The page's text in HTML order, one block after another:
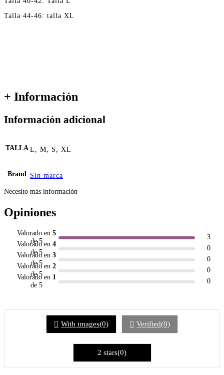
Talla 44-46: talla XL
+ Información
Información adicional
TALLA L, M, S, XL
Brand Sin marca
Necesito más información
Opiniones
Valorado en 5
de 5
3
Valorado en 4
de 5
0
Valorado en 3
de 5
0
Valorado en 2
de 5
0
Valorado en 1
de 5
0
With images(0) Verified(0)
2 stars(0)